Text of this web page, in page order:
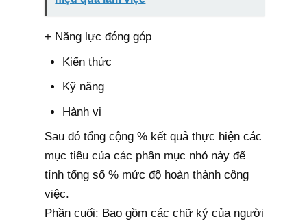
+ Năng lực đóng góp
Kiến thức
Kỹ năng
Hành vi
Sau đó tổng cộng % kết quả thực hiện các
mục tiêu của các phân mục nhỏ này để
tính tổng số % mức độ hoàn thành công
việc.
Phần cuối: Bao gồm các chữ ký của người